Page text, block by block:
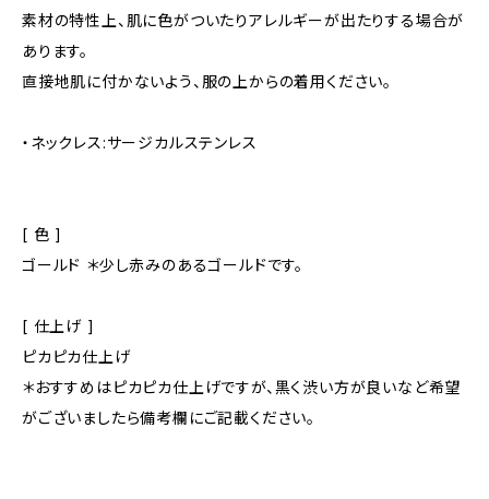
素材の特性上、肌に色がついたりアレルギーが出たりする場合が
あります。
直接地肌に付かないよう、服の上からの着用ください。
・ネックレス:サージカルステンレス
[ 色 ]
ゴールド ＊少し赤みのあるゴールドです。
[ 仕上げ ]
ピカピカ仕上げ
＊おすすめはピカピカ仕上げですが、黒く渋い方が良いなど希望
がございましたら備考欄にご記載ください。